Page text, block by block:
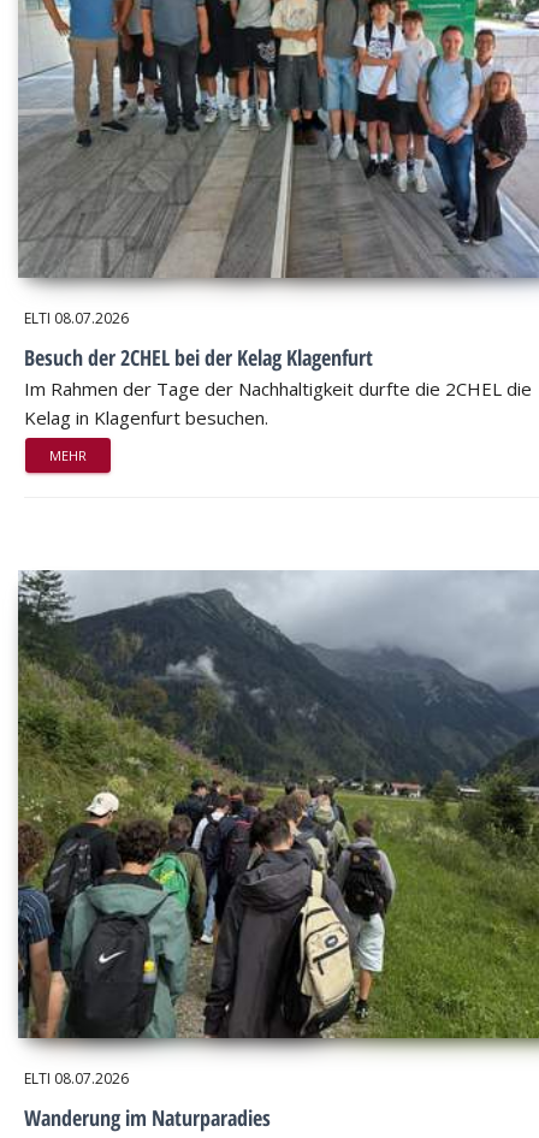
ELTI 08.07.2026
Besuch der 2CHEL bei der Kelag Klagenfurt
Im Rahmen der Tage der Nachhaltigkeit durfte die 2CHEL die
Kelag in Klagenfurt besuchen.
MEHR
ELTI 08.07.2026
Wanderung im Naturparadies